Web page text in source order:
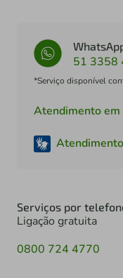
51 3358
*Serviço disponível
Atendimento em
Serviços por
Ligação gratuita
0800 724 4770